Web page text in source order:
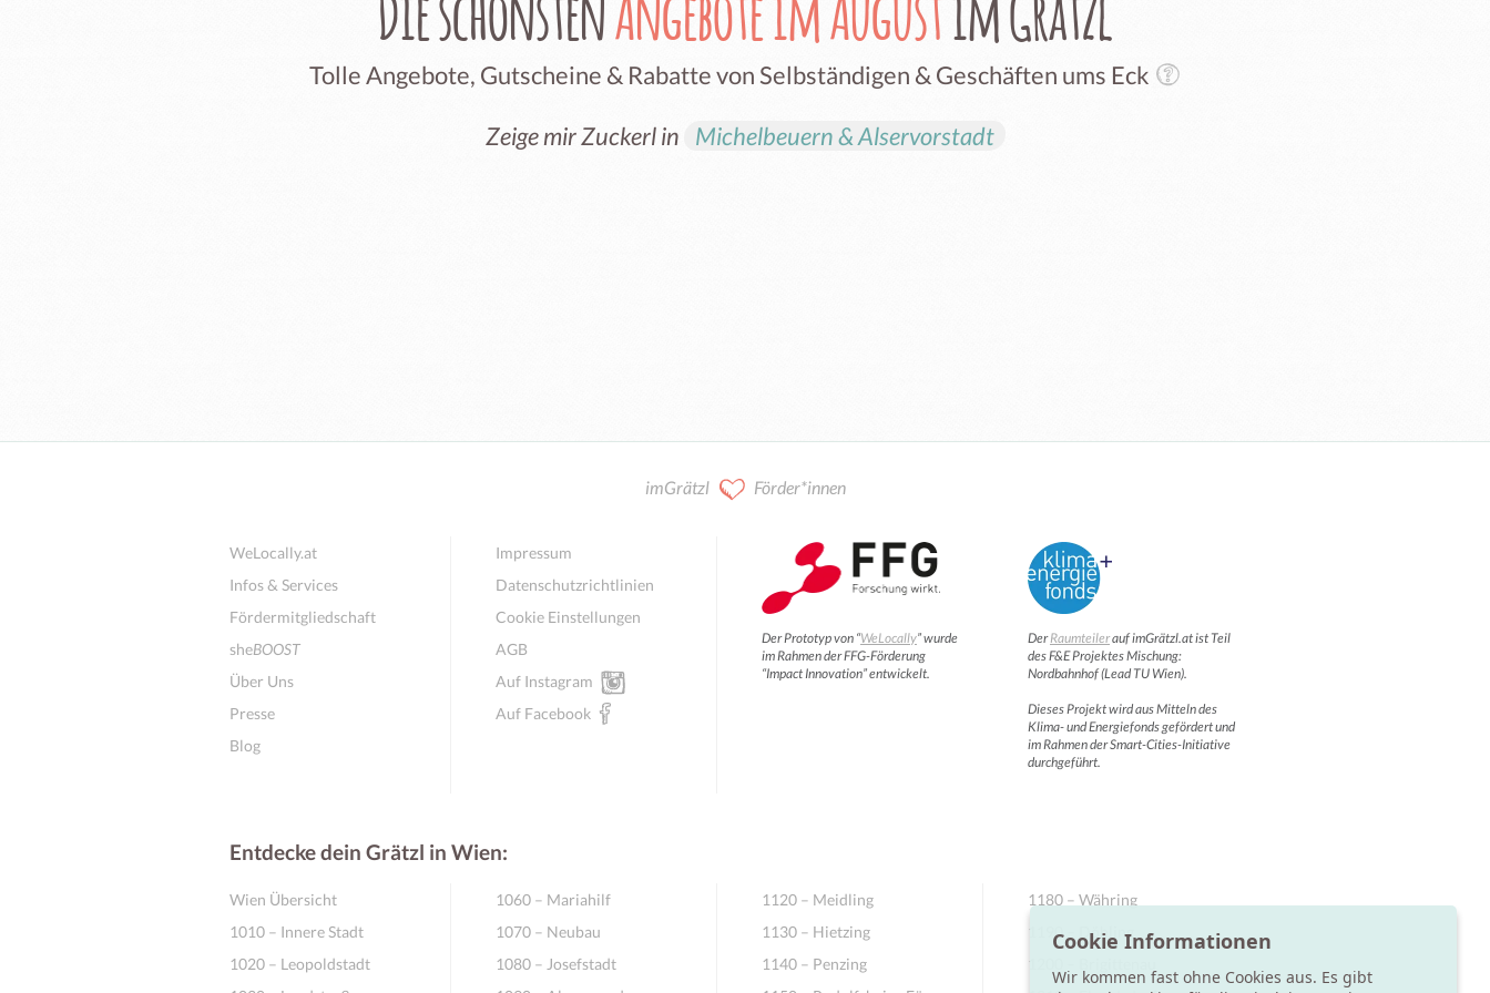
Tolle Angebote, Gutscheine & Rabatte von Selbständigen & Geschäften ums Eck
Zeige mir Zuckerl in Michelbeuern & Alservorstadt
imGrätzl Förder*innen
WeLocally.at
Infos & Services
Fördermitgliedschaft
sheBOOST
Über Uns
Presse
Blog
Impressum
Datenschutzrichtlinien
Cookie Einstellungen
AGB
Auf Instagram
Auf Facebook
Der Prototyp von “WeLocally” wurde
im Rahmen der FFG-Förderung
“Impact Innovation” entwickelt.
DerRaumteilerauf imGrätzl.at ist Teil
des F&E Projektes Mischung:
Nordbahnhof (Lead TU Wien).
Dieses Projekt wird aus Mitteln des
Klima- und Energiefonds gefördert und
im Rahmen der Smart-Cities-Initiative
durchgeführt.
Entdecke dein Grätzl in Wien:
Wien Übersicht
1010 – Innere Stadt
1020 – Leopoldstadt
1060 – Mariahilf
1070 – Neubau
1080 – Josefstadt
1120 – Meidling
1130 – Hietzing
1140 – Penzing
1180 – Währing
1190 – Döbling
1200 – Brigittenau
Cookie Informationen
Wir kommen fast ohne Cookies aus. Es gibt